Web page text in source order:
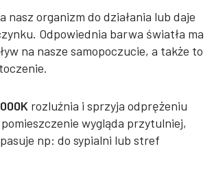
nasz organizm do działania lub daje
Odpowiednia barwa światła ma
na nasze samopoczucie, a także to
rozluźnia i sprzyja odprężeniu
wygląda przytulniej,
np: do sypialni lub stref